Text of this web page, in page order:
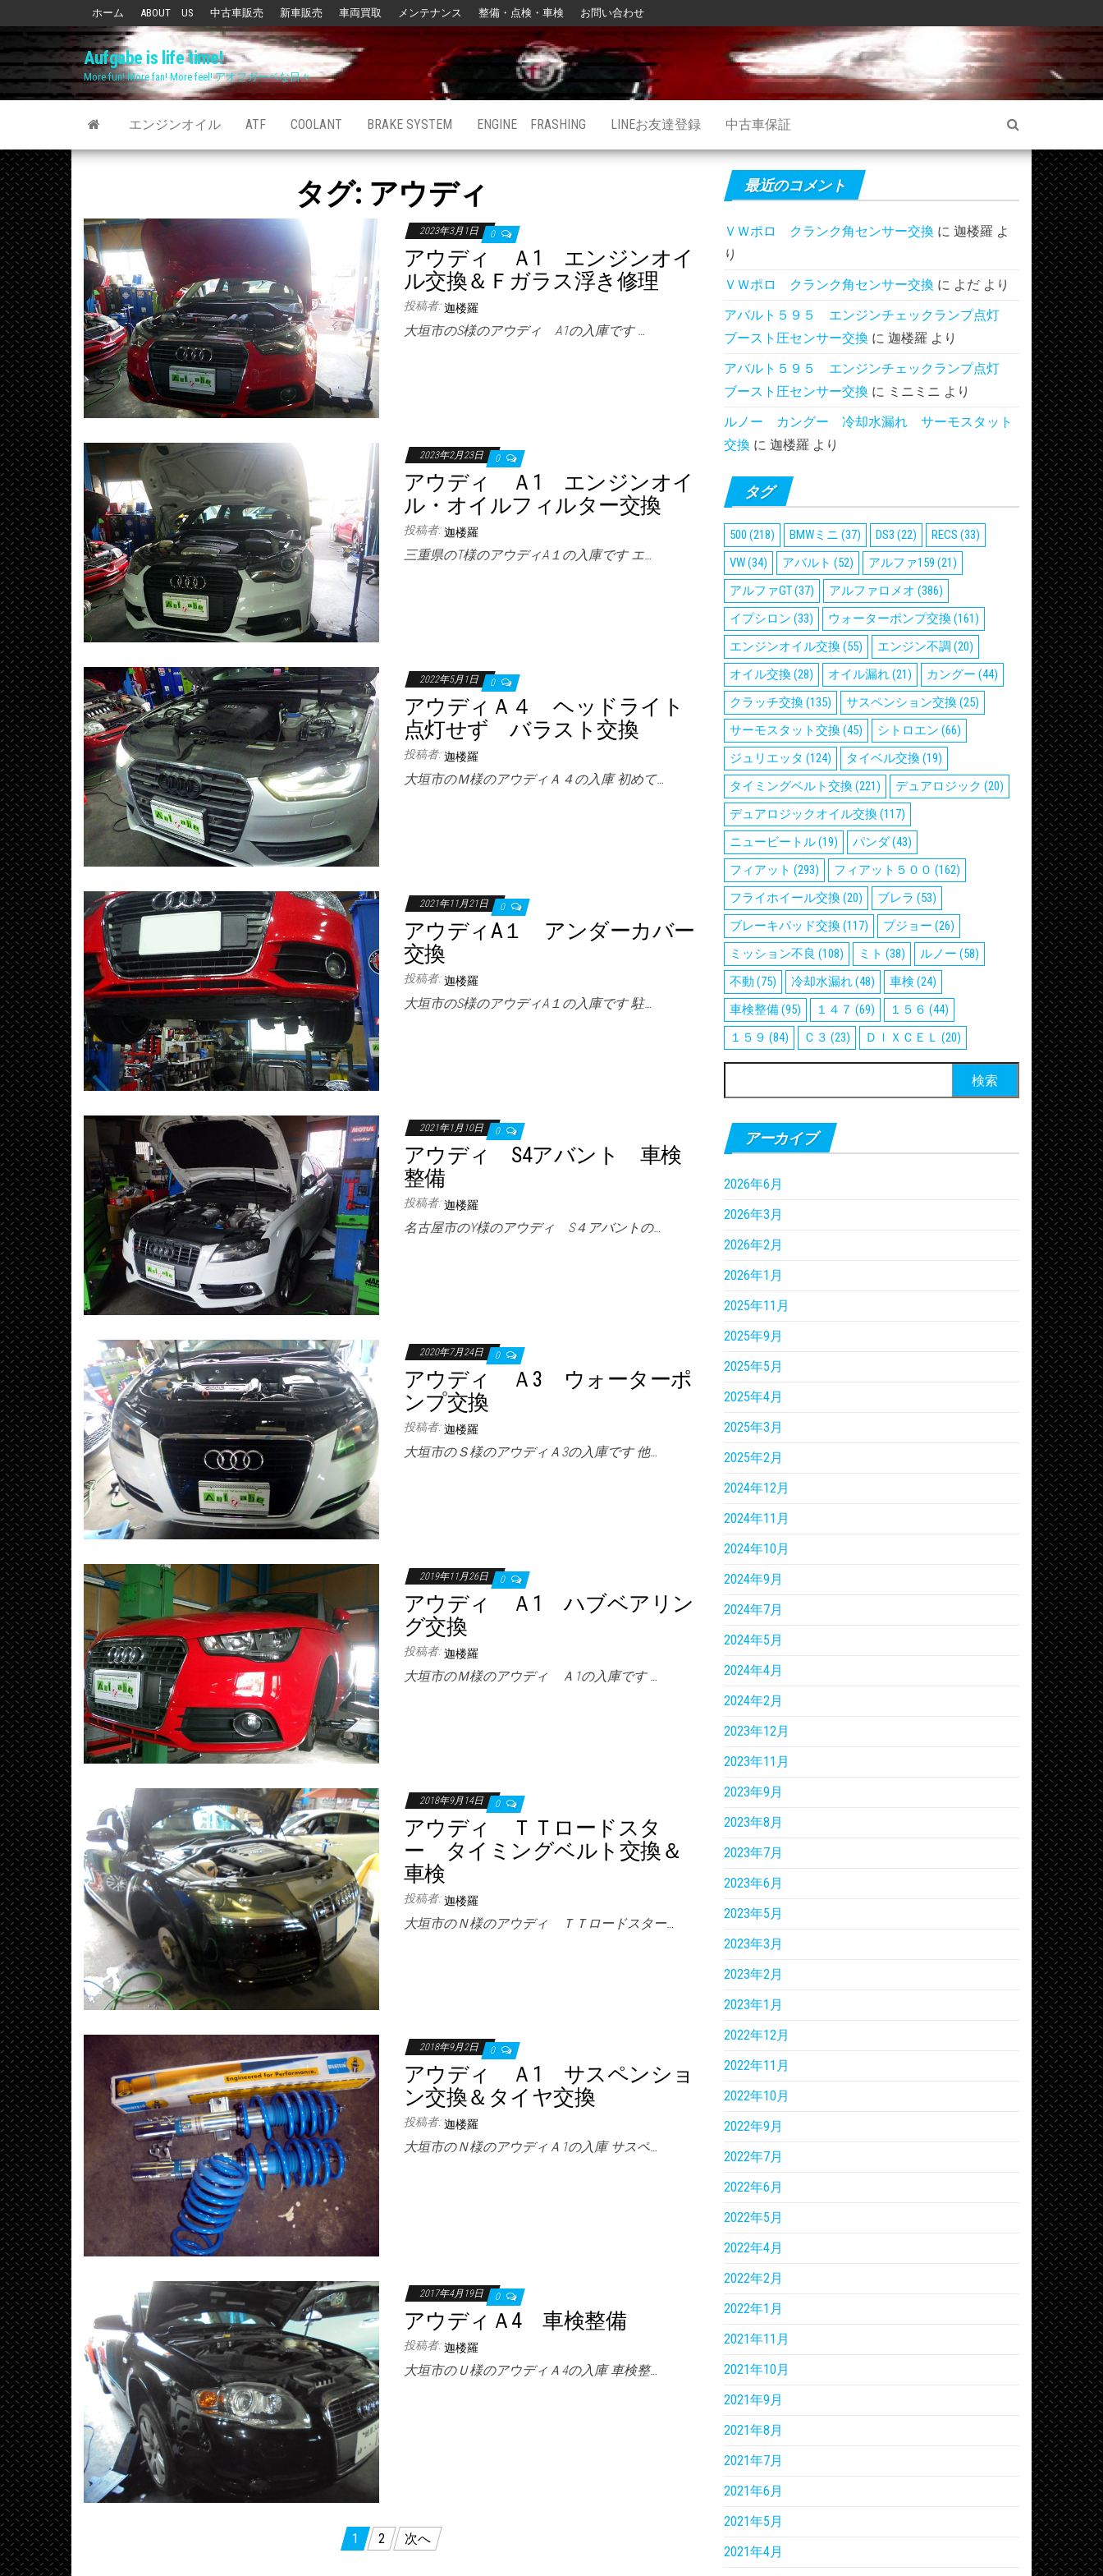
the
content
ホーム ABOUT US 中古車販売 新車販売 車両買取 メンテナンス 整備・点検・車検 お問い合わせ
Aufgabe is life time!
More fun! More fan! More feel! アオフガーベな日々
エンジンオイル ATF COOLANT BRAKE SYSTEM ENGINE FRASHING LINEお友達登録 中古車保証
タグ: アウディ
2023年3月1日 0
アウディ Ａ1 エンジンオイ
ル交換＆Ｆガラス浮き修理
投稿者: 迦楼羅
大垣市のS様のアウディ A1の入庫です …
2023年2月23日 0
アウディ Ａ1 エンジンオイ
ル・オイルフィルター交換
投稿者: 迦楼羅
三重県のT様のアウディA１の入庫です エ…
2022年5月1日 0
アウディＡ４ ヘッドライト
点灯せず バラスト交換
投稿者: 迦楼羅
大垣市のＭ様のアウディＡ４の入庫 初めて…
2021年11月21日 0
アウディA１ アンダーカバー
交換
投稿者: 迦楼羅
大垣市のS様のアウディA１の入庫です 駐…
2021年1月10日 0
アウディ S4アバント 車検
整備
投稿者: 迦楼羅
名古屋市のY様のアウディ S４アバントの…
2020年7月24日 0
アウディ Ａ3 ウォーターポ
ンプ交換
投稿者: 迦楼羅
大垣市のＳ様のアウディＡ3の入庫です 他…
2019年11月26日 0
アウディ Ａ1 ハブベアリン
グ交換
投稿者: 迦楼羅
大垣市のＭ様のアウディ Ａ1の入庫です …
2018年9月14日 0
アウディ ＴＴロードスタ
ー タイミングベルト交換＆
車検
投稿者: 迦楼羅
大垣市のＮ様のアウディ ＴＴロードスター…
2018年9月2日 0
アウディ Ａ1 サスペンショ
ン交換＆タイヤ交換
投稿者: 迦楼羅
大垣市のＮ様のアウディＡ1の入庫 サスペ…
2017年4月19日 0
アウディＡ4 車検整備
投稿者: 迦楼羅
大垣市のＵ様のアウディＡ4の入庫 車検整…
1 2 次へ
最近のコメント
ＶＷポロ クランク角センサー交換 に 迦楼羅 よ
り
ＶＷポロ クランク角センサー交換 に よだ より
アバルト５９５ エンジンチェックランプ点灯
ブースト圧センサー交換 に 迦楼羅 より
アバルト５９５ エンジンチェックランプ点灯
ブースト圧センサー交換 に ミニミニ より
ルノー カングー 冷却水漏れ サーモスタット
交換 に 迦楼羅 より
タグ
500 (218) BMWミニ (37) DS3 (22) RECS (33)
VW(34) アバルト (52) アルファ159 (21)
アルファGT(37) アルファロメオ (386)
イプシロン (33) ウォーターポンプ交換(161)
エンジンオイル交換(55) エンジン不調 (20)
オイル交換(28) オイル漏れ(21) カングー (44)
クラッチ交換(135) サスペンション交換(25)
サーモスタット交換(45) シトロエン (66)
ジュリエッタ (124) タイベル交換(19)
タイミングベルト交換(221) デュアロジック (20)
デュアロジックオイル交換(117)
ニュービートル(19) パンダ(43)
フィアット (293) フィアット５００ (162)
フライホイール交換(20) ブレラ (53)
ブレーキパッド交換(117) プジョー (26)
ミッション不良 (108) ミト (38) ルノー (58)
不動 (75) 冷却水漏れ(48) 車検 (24)
車検整備(95) １４７ (69) １５６ (44)
１５９ (84) Ｃ３ (23) ＤＩＸＣＥＬ (20)
索:
アーカイブ
2026年6月
2026年3月
2026年2月
2026年1月
2025年11月
2025年9月
2025年5月
2025年4月
2025年3月
2025年2月
2024年12月
2024年11月
2024年10月
2024年9月
2024年7月
2024年5月
2024年4月
2024年2月
2023年12月
2023年11月
2023年9月
2023年8月
2023年7月
2023年6月
2023年5月
2023年3月
2023年2月
2023年1月
2022年12月
2022年11月
2022年10月
2022年9月
2022年7月
2022年6月
2022年5月
2022年4月
2022年2月
2022年1月
2021年11月
2021年10月
2021年9月
2021年8月
2021年7月
2021年6月
2021年5月
2021年4月